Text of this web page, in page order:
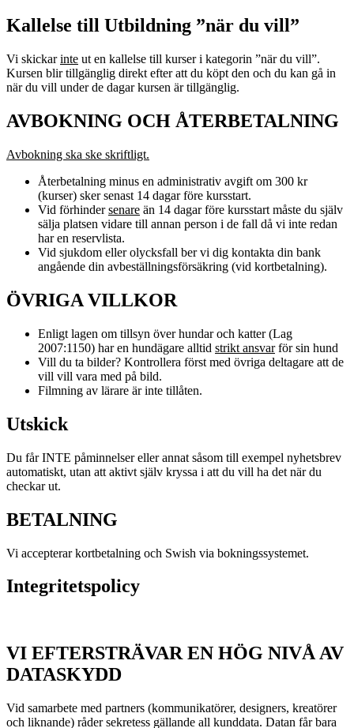
Kallelse till Utbildning ”när du vill”
Vi skickarinte ut en kallelse till kurser i kategorin ”när du vill”.
Kursen blir tillgänglig direkt efter att du köpt den och du kan gå in
när du vill under de dagar kursen är tillgänglig.
AVBOKNING OCH ÅTERBETALNING
Avbokning ska ske skriftligt.
Återbetalning minus en administrativ avgift om 300 kr
(kurser) sker senast 14 dagar före kursstart.
Vid förhindersenare än 14 dagar före kursstart måste du själv
sälja platsen vidare till annan person i de fall då vi inte redan
har en reservlista.
Vid sjukdom eller olycksfall ber vi dig kontakta din bank
angående din avbeställningsförsäkring (vid kortbetalning).
ÖVRIGA VILLKOR
Enligt lagen om tillsyn över hundar och katter (Lag
2007:1150) har en hundägare alltid strikt ansvarför sin hund
Vill du ta bilder? Kontrollera först med övriga deltagare att de
vill vill vara med på bild.
Filmning av lärare är inte tillåten.
Utskick
Du får INTE påminnelser eller annat såsom till exempel nyhetsbrev
automatiskt, utan att aktivt själv kryssa i att du vill ha det när du
checkar ut.
BETALNING
Vi accepterar kortbetalning och Swish via bokningssystemet.
Integritetspolicy
VI EFTERSTRÄVAR EN HÖG NIVÅ AV
DATASKYDD
Vid samarbete med partners (kommunikatörer, designers, kreatörer
och liknande) råder sekretess gällande all kunddata. Datan får bara